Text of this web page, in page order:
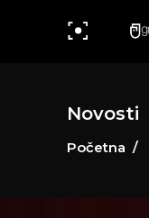
Novosti
Početna /